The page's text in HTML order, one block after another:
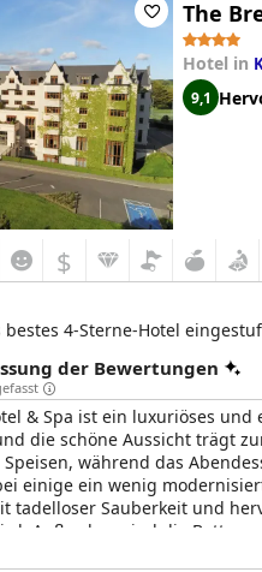
The
Hotel in
9,1
$
bestes 4-Sterne-Hotel
der Bewertungen
& Spa ist ein luxuriöses
die schöne Aussicht trägt
während das
einige ein wenig
tadelloser Sauberkeit und
Außerdem sind die Betten
Erlebnis mit